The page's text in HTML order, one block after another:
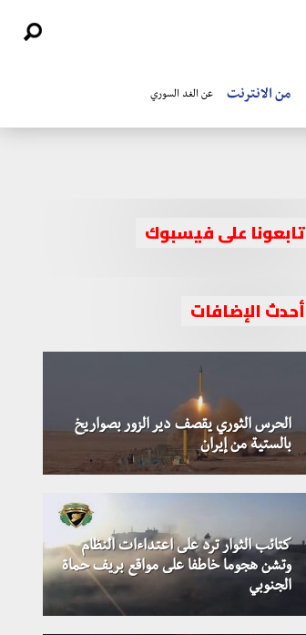
من الانترنت عن الغد السوري
تابعونا على فيسبوك
أحدث الإضافات
الحرس الثوري يقصف دير الزور بصواريخ
بالستية من إيران
كتائب الثوار ترد على اعتداءات النظام
وتشن هجوما خاطفا على مواقع بريف حماة
الجنوبي